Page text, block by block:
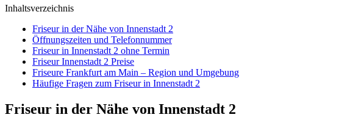
Inhaltsverzeichnis
Friseur in der Nähe von Innenstadt 2
Öffnungszeiten und Telefonnummer
Friseur in Innenstadt 2 ohne Termin
Friseur Innenstadt 2 Preise
Friseure Frankfurt am Main – Region und Umgebung
Häufige Fragen zum Friseur in Innenstadt 2
Friseur in der Nähe von Innenstadt 2